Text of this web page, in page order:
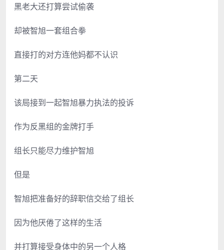
黑老大还打算尝试偷袭
却被智旭一套组合拳
直接打的对方连他妈都不认识
第二天
该局接到一起智旭暴力执法的投诉
作为反黑组的金牌打手
组长只能尽力维护智旭
但是
智旭把准备好的辞职信交给了组长
因为他厌倦了这样的生活
并打算接受身体中的另一个人格